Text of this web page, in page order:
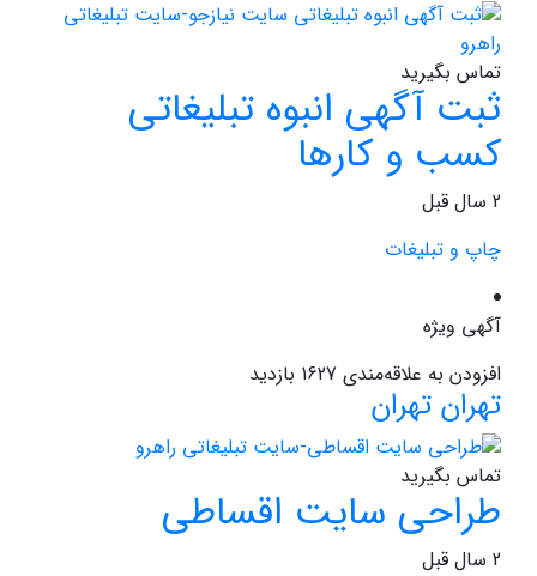
تماس بگیرید
ثبت آگهی انبوه تبلیغاتی
کسب و کارها
2 سال قبل
چاپ و تبلیغات
آگهی ویژه
افزودن به علاقه‌مندی 1627 بازدید
تهران تهران
تماس بگیرید
طراحی سایت اقساطی
2 سال قبل